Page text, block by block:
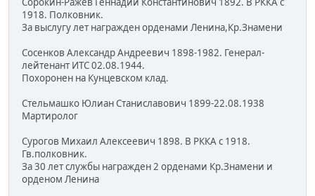
1918. Полковник.
За выслугу лет награжден орденами Ленина,Кр.Знамени
Сосенков Александр Андреевич 1898-1982. Генерал-
лейтенант ИТС 02.08.1944.
Похоронен на Кунцевском клад.
Стельмашко Юлиан Станиславович 1899-22.08.1938
Мартиролог
Сурогов Михаил Алексеевич 1898. В РККА с 1918.
Гв.полковник.
За 30 лет службы награжден 2 орденами Кр.Знамени и
орденом Ленина